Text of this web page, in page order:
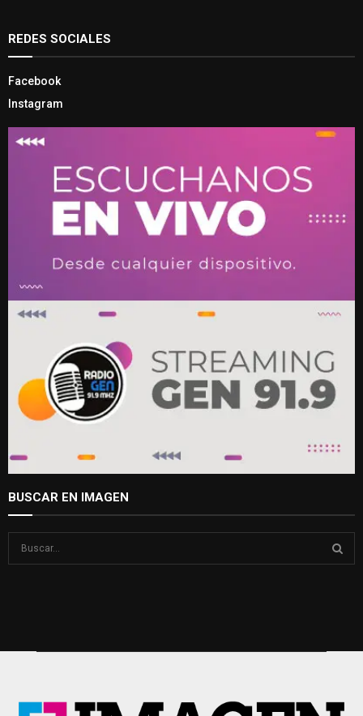
REDES SOCIALES
Facebook
Instagram
BUSCAR EN IMAGEN